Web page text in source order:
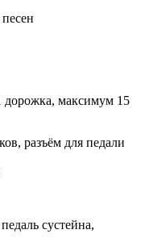
дорожка, максимум 15
разъём для педали
сустейна,